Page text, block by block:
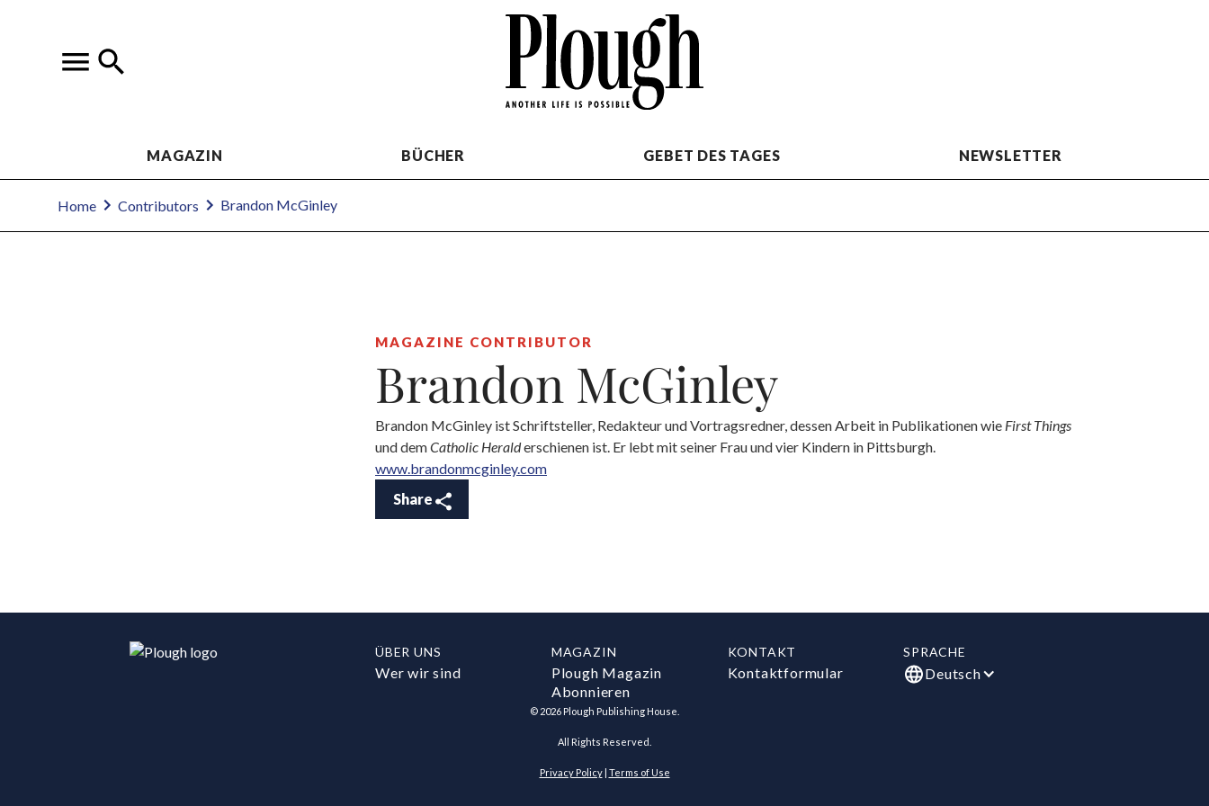
MAGAZIN BÜCHER GEBET DES TAGES NEWSLETTER
Home Contributors Brandon McGinley
MAGAZINE CONTRIBUTOR
Brandon McGinley
Brandon McGinley ist Schriftsteller, Redakteur und Vortragsredner, dessen Arbeit in Publikationen wie First Things
und demCatholic Heralderschienen ist. Er lebt mit seiner Frau und vier Kindern in Pittsburgh.
www.brandonmcginley.com
Share
ÜBER UNS
Wer wir sind
MAGAZIN
Plough Magazin
Abonnieren
KONTAKT
Kontaktformular
SPRACHE
Deutsch
© 2026 Plough Publishing House.
All Rights Reserved.
Privacy Policy| Terms of Use